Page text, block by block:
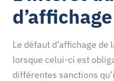
d’affichage
Le défaut d’affichage de
lorsque celui-ci est
différentes sanctions